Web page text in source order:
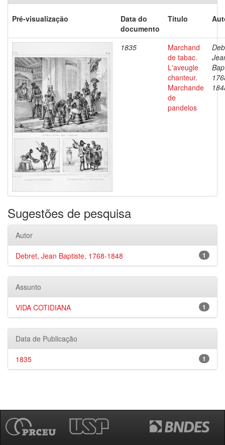
Pré-visualização
Data do
documento
Título
1835
Marchand
de tabac.
L'aveugle
chanteur.
Marchande
de
pandelos
Sugestões de pesquisa
Autor
1
Debret, Jean Baptiste, 1768-1848
Assunto
1
VIDA COTIDIANA
Data de Publicação
1
1835